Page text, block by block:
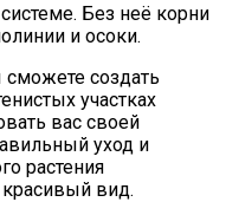
Без неё корни
и осоки.
создать
участках
вас своей
уход и
растения
вид.